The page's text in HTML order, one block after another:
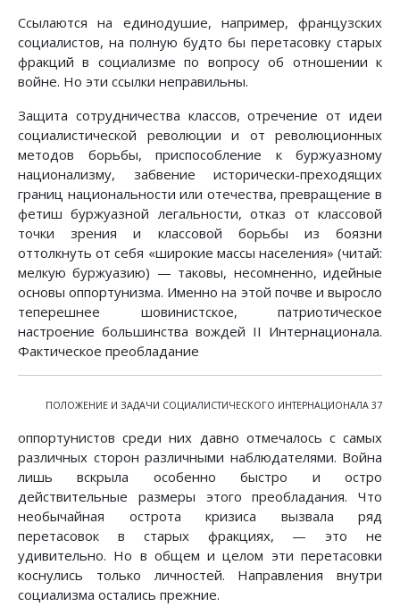
Ссылаются на единодушие, например, французских
социалистов, на полную будто бы перетасовку старых
фракций в социализме по вопросу об отношении к
войне. Но эти ссылки неправильны.
Защита сотрудничества классов, отречение от идеи
социалистической революции и от революционных
методов борьбы, приспособление к буржуазному
национализму, забвение исторически-преходящих
границ национальности или отечества, превращение в
фетиш буржуазной легальности, отказ от классовой
точки зрения и классовой борьбы из боязни
оттолкнуть от себя «широкие массы населения» (читай:
мелкую буржуазию) — таковы, несомненно, идейные
основы оппортунизма. Именно на этой почве и выросло
теперешнее шовинистское, патриотическое
настроение большинства вождей II Интернационала.
Фактическое преобладание
ПОЛОЖЕНИЕ И ЗАДАЧИ СОЦИАЛИСТИЧЕСКОГО ИНТЕРНАЦИОНАЛА 37
оппортунистов среди них давно отмечалось с самых
различных сторон различными наблюдателями. Война
лишь вскрыла особенно быстро и остро
действительные размеры этого преобладания. Что
необычайная острота кризиса вызвала ряд
перетасовок в старых фракциях, — это не
удивительно. Но в общем и целом эти перетасовки
коснулись только личностей. Направления внутри
социализма остались прежние.